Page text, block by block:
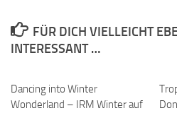
FÜR DICH VIELLEICHT
INTERESSANT …
Dancing into Winter
Wonderland – IRM Winter auf